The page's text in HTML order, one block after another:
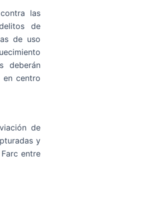
las
de
de uso
deberán
en centro
de
y
entre